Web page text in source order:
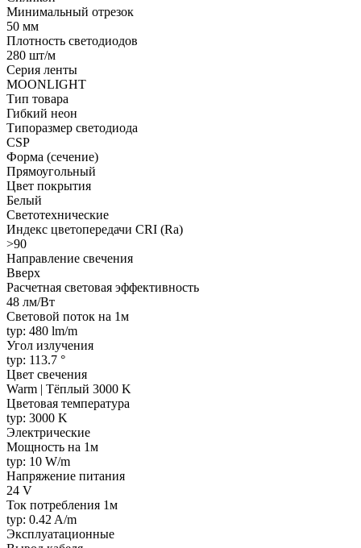
Минимальный отрезок
50 мм
Плотность светодиодов
280 шт/м
Серия ленты
MOONLIGHT
Тип товара
Гибкий неон
Типоразмер светодиода
CSP
Форма (сечение)
Прямоугольный
Цвет покрытия
Белый
Светотехнические
Индекс цветопередачи CRI (Ra)
>90
Направление свечения
Вверх
Расчетная световая эффективность
48 лм/Вт
Световой поток на 1м
typ: 480 lm/m
Угол излучения
typ: 113.7 °
Цвет свечения
Warm | Тёплый 3000 K
Цветовая температура
typ: 3000 K
Электрические
Мощность на 1м
typ: 10 W/m
Напряжение питания
24 V
Ток потребления 1м
typ: 0.42 A/m
Эксплуатационные